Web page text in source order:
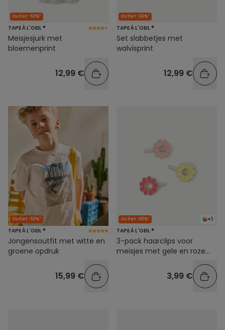
Outlet -50%*
TAPE À L'OEIL ®
Meisjesjurk met
bloemenprint
12,99 €
Outlet -60%*
TAPE À L'OEIL ®
Set slabbetjes met
walvisprint
12,99 €
Outlet -50%*
TAPE À L'OEIL ®
Jongensoutfit met witte en
groene opdruk
15,99 €
+1
Outlet -60%*
TAPE À L'OEIL ®
3-pack haarclips voor
meisjes met gele en roze
3,99 €